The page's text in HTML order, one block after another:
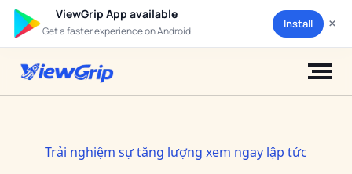
ViewGrip App available
Get a faster experience on Android
Install ×
Trải nghiệm sự tăng lượng xem ngay lập tức